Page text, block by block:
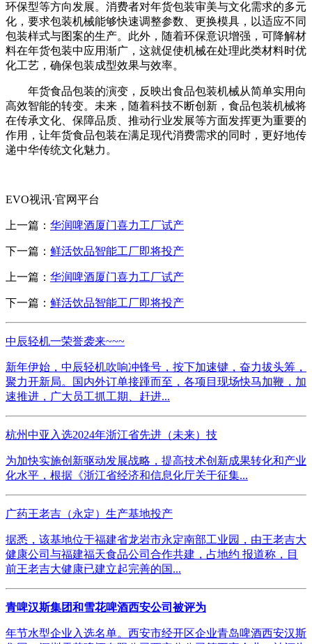
环保型等方向发展。消费者对年货包装审美与文化需求的多元
化，要求包装机械能够快速调整参数、更换模具，以适应不同
包装样式与图案的生产。此外，随着环保意识增强，可降解材
料在年货包装中应用渐广，这就促使机械在处理此类材料时优
化工艺，确保包装成型效果与效率。
年货食品包装的演变，反映出食品包装机械从简单实用向
高效智能的转变。未来，随着科技不断创新，食品包装机械将
在传承文化、保障品质、推动行业发展等方面发挥更为重要的
作用，让年货食品包装在满足现代消费需求的同时，更好地传
递中华传统文化魅力。
EVO视讯·官网平台
上一篇： 华润啤酒厦门喜力工厂试产
下一篇： 鲜活饮品智能工厂即将投产
上一篇： 华润啤酒厦门喜力工厂试产
下一篇： 鲜活饮品智能工厂即将投产
中辰轻机一荣誉袭来~~~
新年伊始，中辰轻机吹响冲锋号，按下加速键，奋力拔头筹，
聚力开新局。国内外订单接踵而至，各项目现场快马加鞭，加
速推进，广大员工抓工期、赶进...
杭州中亚入选2024年浙江省先进（未来）技
为加快实施创新驱动发展战略，提高技术创新成果转化和产业
化水平，根据《浙江省经济和信息化厅关于征集...
广药王老吉（永定）生产基地投产
据悉，该基地位于福建省龙岩市永定南部工业园，由王老吉大
健康公司与福建福天食品公司合作共建，占地约 报道称，目
前王老吉大健康已建立起完善的国...
青啤汉斯集团和雪花啤酒西安公司被评为
年节水型企业入选名单。西安市经开区企业青岛啤酒西安汉斯